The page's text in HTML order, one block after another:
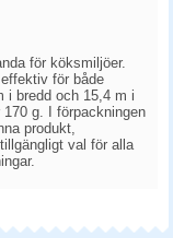
för köksmiljöer.
för både
i bredd och 15,4 m i
g. I förpackningen
produkt,
val för alla